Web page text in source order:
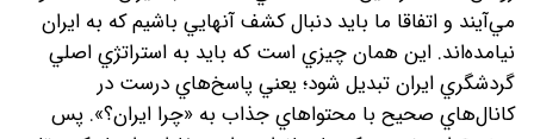
مي‌آيند و اتفاقا ما بايد دنبال کشف آنهايي باشيم که به ايران
نيامده‌اند. اين همان چيزي است که بايد به استراتژي اصلي
گردشگري ايران تبديل شود؛ يعني پاسخ‌هاي درست در
کانال‌هاي صحيح با محتواهاي جذاب به «چرا ايران؟». پس